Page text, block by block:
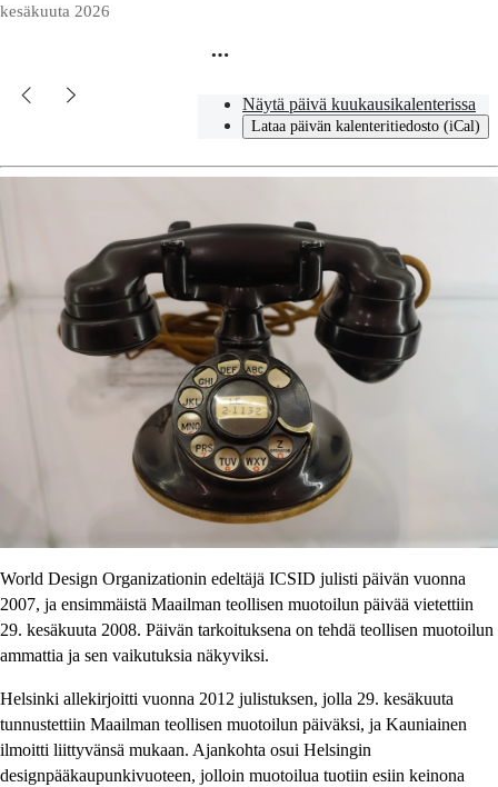
kesäkuuta 2026
Näytä päivä kuukausikalenterissa
Lataa päivän kalenteritiedosto (iCal)
World Design Organizationin edeltäjä ICSID julisti päivän vuonna
2007, ja ensimmäistä Maailman teollisen muotoilun päivää vietettiin
29. kesäkuuta 2008. Päivän tarkoituksena on tehdä teollisen muotoilun
ammattia ja sen vaikutuksia näkyviksi.
Helsinki allekirjoitti vuonna 2012 julistuksen, jolla 29. kesäkuuta
tunnustettiin Maailman teollisen muotoilun päiväksi, ja Kauniainen
ilmoitti liittyvänsä mukaan. Ajankohta osui Helsingin
designpääkaupunkivuoteen, jolloin muotoilua tuotiin esiin keinona